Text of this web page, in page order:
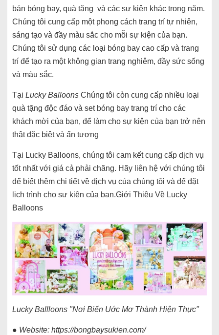
bán bóng bay, quà tặng và các sự kiện khác trong năm.
Chúng tôi cung cấp một phong cách trang trí tự nhiên,
sáng tạo và đầy màu sắc cho mỗi sự kiện của bạn.
Chúng tôi sử dụng các loại bóng bay cao cấp và trang
trí để tạo ra một không gian trang nghiêm, đầy sức sống
và màu sắc.
Tại Lucky Balloons Chúng tôi còn cung cấp nhiều loại
quà tặng độc đáo và set bóng bay trang trí cho các
khách mời của bạn, để làm cho sự kiện của bạn trở nên
thật đặc biệt và ấn tượng
Tại Lucky Balloons, chúng tôi cam kết cung cấp dịch vụ
tốt nhất với giá cả phải chăng. Hãy liên hệ với chúng tôi
để biết thêm chi tiết về dịch vụ của chúng tôi và để đặt
lịch trình cho sự kiện của bạn.Giới Thiệu Về Lucky
Balloons
Lucky Ballloons "Nơi Biến Uớc Mơ Thành Hiện Thực"
● Website: https://bongbaysukien.com/